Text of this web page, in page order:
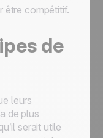
être compétitif.
de
leurs
de plus
serait utile